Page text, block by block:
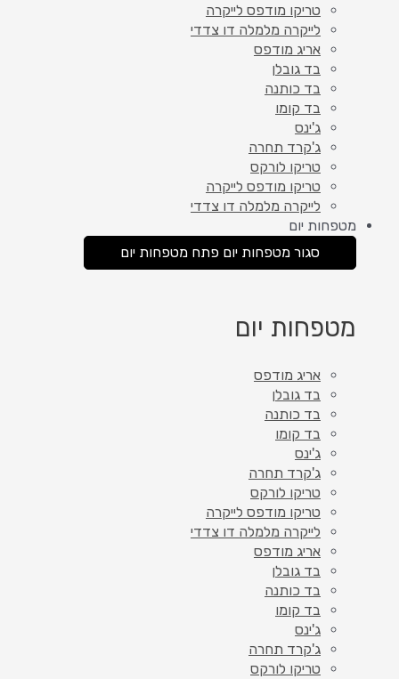
טריקו מודפס לייקרה
לייקרה מלמלה דו צדדי
אריג מודפס
בד גובלן
בד כותנה
בד קומו
ג'ינס
ג'קרד תחרה
טריקו לורקס
טריקו מודפס לייקרה
לייקרה מלמלה דו צדדי
מטפחות יום
סגור מטפחות יום פתח מטפחות יום
מטפחות יום
אריג מודפס
בד גובלן
בד כותנה
בד קומו
ג'ינס
ג'קרד תחרה
טריקו לורקס
טריקו מודפס לייקרה
לייקרה מלמלה דו צדדי
אריג מודפס
בד גובלן
בד כותנה
בד קומו
ג'ינס
ג'קרד תחרה
טריקו לורקס